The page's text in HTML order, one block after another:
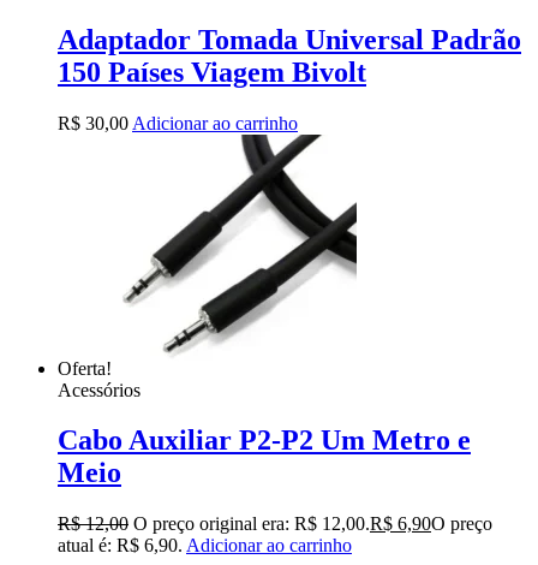
Adaptador Tomada Universal Padrão
150 Países Viagem Bivolt
R$ 30,00 Adicionar ao carrinho
Oferta!
Acessórios
Cabo Auxiliar P2-P2 Um Metro e
Meio
R$12,00 O preço original era: R$ 12,00.R$ 6,90O preço
atual é: R$ 6,90. Adicionar ao carrinho